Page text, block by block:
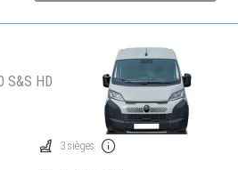
S&S HD
3 sièges